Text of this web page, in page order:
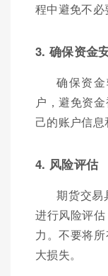
程中避免不必
3. 确保资金
确保资
户，避免资
己的账户信息
4. 风险评估
期货交易
进行风险评
力。不要将
大损失。